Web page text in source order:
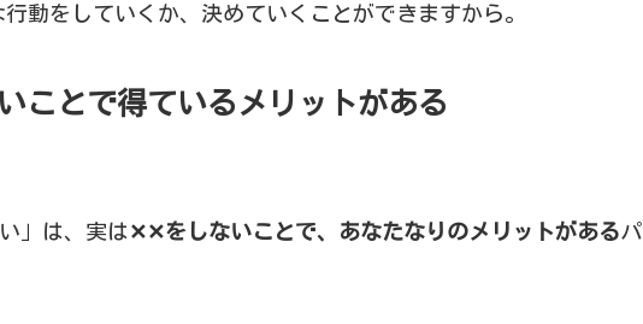
動をしていくか、決めていくことができますから。
ことで得ているメリットがある
」は、実は ✕✕をしないことで、あなたなりのメリットがあるパ